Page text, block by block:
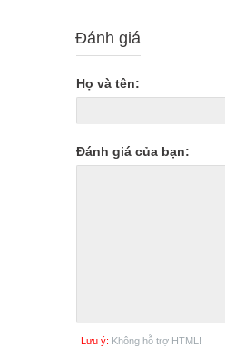
Đánh giá
Họ và tên:
Đánh giá của bạn:
Lưu ý: Không hỗ trợ HTML!